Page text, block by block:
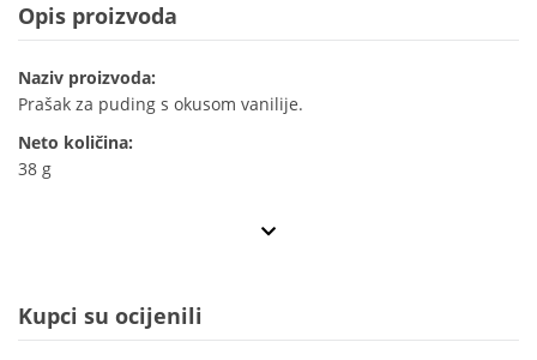
Opis proizvoda
Naziv proizvoda:
Prašak za puding s okusom vanilije.
Neto količina:
38 g
Kupci su ocijenili